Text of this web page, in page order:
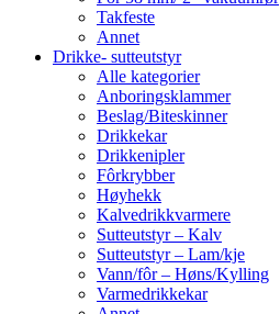
Takfeste
Annet
Drikke- sutteutstyr
Alle kategorier
Anboringsklammer
Beslag/Biteskinner
Drikkekar
Drikkenipler
Fôrkrybber
Høyhekk
Kalvedrikkvarmere
Sutteutstyr – Kalv
Sutteutstyr – Lam/kje
Vann/fôr – Høns/Kylling
Varmedrikkekar